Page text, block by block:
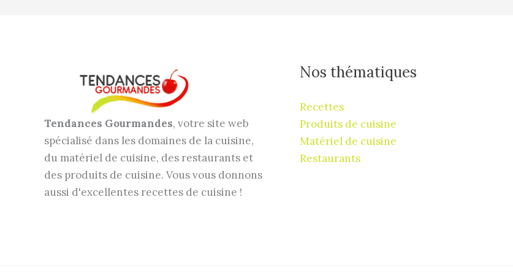
Tendances Gourmandes, votre site web
spécialisé dans les domaines de la cuisine,
du matériel de cuisine, des restaurants et
des produits de cuisine. Vous vous donnons
aussi d'excellentes recettes de cuisine !
Nos thématiques
Recettes
Produits de cuisine
Matériel de cuisine
Restaurants